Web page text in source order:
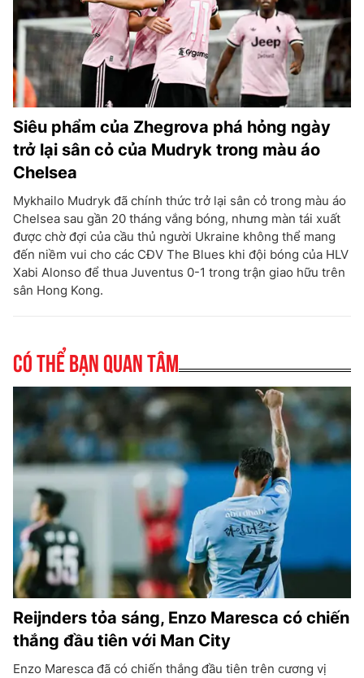
Siêu phẩm của Zhegrova phá hỏng ngày
trở lại sân cỏ của Mudryk trong màu áo
Chelsea
Mykhailo Mudryk đã chính thức trở lại sân cỏ trong màu áo
Chelsea sau gần 20 tháng vắng bóng, nhưng màn tái xuất
được chờ đợi của cầu thủ người Ukraine không thể mang
đến niềm vui cho các CĐV The Blues khi đội bóng của HLV
Xabi Alonso để thua Juventus 0-1 trong trận giao hữu trên
sân Hong Kong.
Có thể bạn quan tâm
Reijnders tỏa sáng, Enzo Maresca có chiến
thắng đầu tiên với Man City
Enzo Maresca đã có chiến thắng đầu tiên trên cương vị